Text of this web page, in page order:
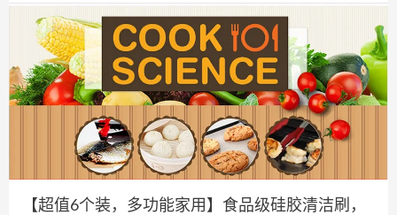
【超值6个装，多功能家用】食品级硅胶清洁刷，